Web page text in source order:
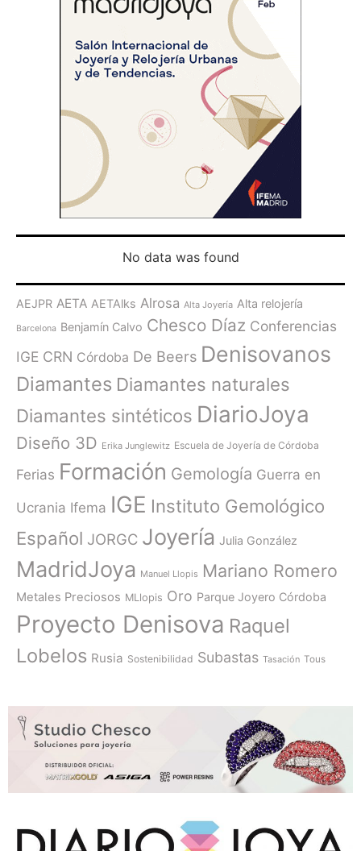
No data was found
AEJPR AETA AETAlks Alrosa Alta Joyería Alta relojería
Barcelona Benjamín Calvo Chesco Díaz Conferencias
IGE CRN Córdoba De Beers Denisovanos
Diamantes Diamantes naturales
Diamantes sintéticos DiarioJoya
Diseño 3D Erika Junglewitz Escuela de Joyería de Córdoba
Ferias Formación Gemología Guerra en
Ucrania Ifema IGE Instituto Gemológico
Español JORGC Joyería Julia González
MadridJoya Manuel Llopis Mariano Romero
Metales Preciosos MLlopis Oro Parque Joyero Córdoba
Proyecto Denisova Raquel
Lobelos Rusia Sostenibilidad Subastas Tasación Tous